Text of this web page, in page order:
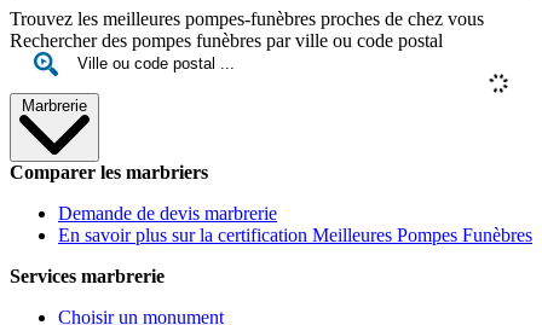
Trouvez les meilleures pompes-funèbres proches de chez vous
Rechercher des pompes funèbres par ville ou code postal
Marbrerie
Comparer les marbriers
Demande de devis marbrerie
En savoir plus sur la certification Meilleures Pompes Funèbres
Services marbrerie
Choisir un monument